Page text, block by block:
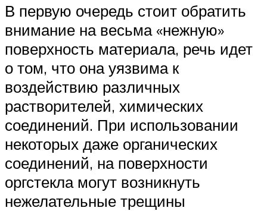
В первую очередь стоит обратить
внимание на весьма «нежную»
поверхность материала, речь идет
о том, что она уязвима к
воздействию различных
растворителей, химических
соединений. При использовании
некоторых даже органических
соединений, на поверхности
оргстекла могут возникнуть
нежелательные трещины